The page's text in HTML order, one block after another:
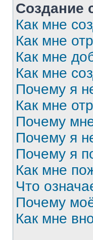
Создание
Как мне
Как мне
Как мне
Как мне
Почему я
Как мне
Почему
Почему я
Почему я
Как мне
Что
Почему
Как мне